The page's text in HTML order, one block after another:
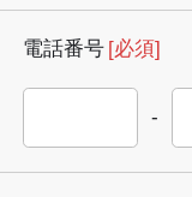
電話番号 [必須]
-